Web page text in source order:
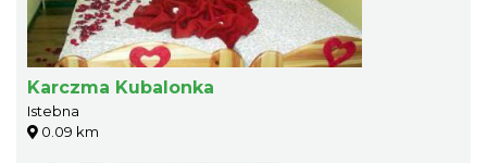
Karczma Kubalonka
Istebna
0.09 km